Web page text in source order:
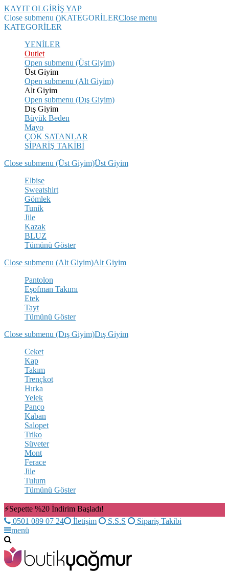
KAYIT OLGİRİŞ YAP
Close submenu ()KATEGORİLERClose menu
KATEGORİLER
YENİLER
Outlet
Open submenu (Üst Giyim)
Üst Giyim
Open submenu (Alt Giyim)
Alt Giyim
Open submenu (Dış Giyim)
Dış Giyim
Büyük Beden
Mayo
ÇOK SATANLAR
SİPARİŞ TAKİBİ
Close submenu (Üst Giyim)Üst Giyim
Elbise
Sweatshirt
Gömlek
Tunik
Jile
Kazak
BLUZ
Tümünü Göster
Close submenu (Alt Giyim)Alt Giyim
Pantolon
Eşofman Takımı
Etek
Tayt
Tümünü Göster
Close submenu (Dış Giyim)Dış Giyim
Ceket
Kap
Takım
Trençkot
Hırka
Yelek
Panço
Kaban
Salopet
Triko
Süveter
Mont
Ferace
Jile
Tulum
Tümünü Göster
⚡Sepette %20 İndirim Başladı!
0501 089 07 24
İletişim S.S.S
Sipariş Takibi
menü